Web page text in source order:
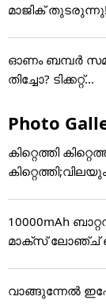
മാജിക് തുടരുന്നു!
ഓണം ബമ്പര്‍
തിച്ചോ? ടിക്കറ്റ്...
Photo
കിറ്റെത്തി
10000mAh
മാക്സ് ലോഞ്ച്
വാങ്ങുന്നേൽ